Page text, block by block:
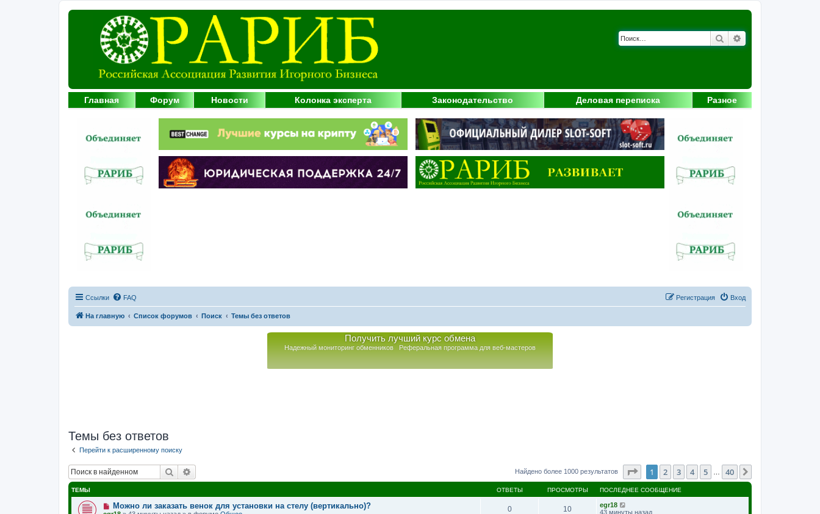
Поиск
Главная Форум Новости Колонка эксперта Законодательство Деловая переписка Разное
Ссылки FAQ Вход
Регистрация
На главную Список форумов Поиск Темы без ответов
Получить лучший курс обмена
Надежный мониторинг обменников Реферальная программа для веб-мастеров
Темы без ответов
Перейти к расширенному поиску
Поиск Найдено более 1000 результатов Страница1 из 40
1 2 3 4 5 40
ТЕМЫ ОТВЕТЫ ПРОСМОТРЫ ПОСЛЕДНЕЕ СООБЩЕНИЕ
Н
о
Можно ли заказать венок для установки на стелу (вертикально)? 0 10
egr18
43 минуты назад